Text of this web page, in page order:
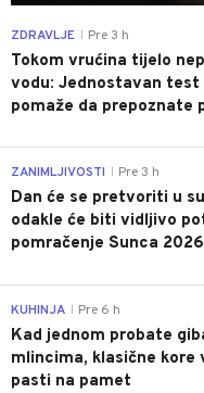
ZDRAVLJE Pre 3 h
Tokom vrućina tijelo
vodu: Jednostavan test
pomaže da prepoznate
ZANIMLJIVOSTI Pre 3 h
Dan će se pretvoriti u
odakle će biti vidljivo
pomračenje Sunca
KUHINJA Pre 6 h
Kad jednom probate
mlincima, klasične kore
pasti na pamet